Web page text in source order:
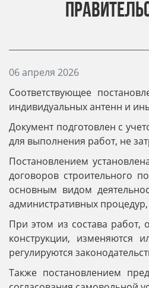
Информация о материале
06 апреля 2026
Соответствующее
индивидуальных антенн и
Документ подготовлен с
для выполнения работ, не
Постановлением
договоров строительного
основным видом
административных
При этом из состава работ,
конструкции, изменяются
регулируются
Также постановлением